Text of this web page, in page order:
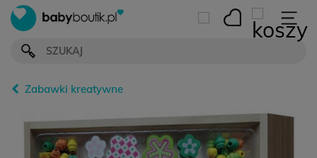
Zabawki kreatywne